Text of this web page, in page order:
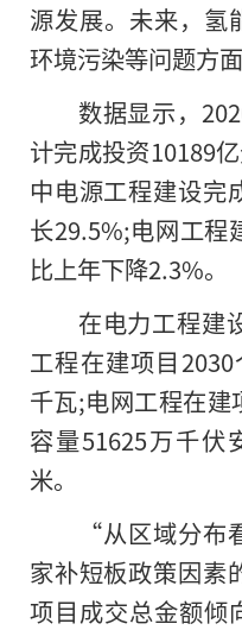
源发展。未来，氢
环境污染等问题方
数据显示，
计完成投资10189
中电源工程建设完
长29.5%;电网工程
比上年下降2.3%。
在电力工程建
工程在建项目
千瓦;电网工程在建
容量51625万千伏
米。
“从区域分布
家补短板政策因素
项目成交总金额倾